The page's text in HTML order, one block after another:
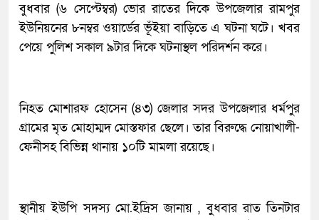
বুধবার (৬ সেপ্টেম্বর) ভোর রাতের দিকে উপজেলার রামপুর
ইউনিয়নের ৮নম্বর ওয়ার্ডের ভূঁইয়া বাড়িতে এ ঘটনা ঘটে। খবর
পেয়ে পুলিশ সকাল ৯টার দিকে ঘটনাস্থল পরিদর্শন করে।
নিহত মোশারফ হোসেন (৪৩) জেলার সদর উপজেলার ধর্মপুর
গ্রামের মৃত মোহাম্মদ মোস্তফার ছেলে। তার বিরুদ্ধে নোয়াখালী-
ফেনীসহ বিভিন্ন থানায় ১০টি মামলা রয়েছে।
স্থানীয় ইউপি সদস্য মো.ইদ্রিস জানায় , বুধবার রাত তিনটার